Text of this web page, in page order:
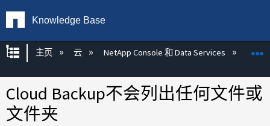
Knowledge Base
扩展/隐缩全局层次
主页 云 NetApp Console 和 Data Services
Cloud Backup不会列出任何文件或
文件夹